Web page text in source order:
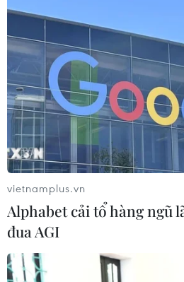
THỦY
Sở hữu trí tuệ
RSS
Hỗ
Ngôn ngữ
Dịch vụ tin
Liên hệ
Giấy phép số: 1374/GP-BTTTT do Bộ
cấp ngày 11/9/2008.
Quảng cáo: Phó TBT Nguyễn Thị
tamvna@gmail.com
vietnamplus.vn
Alphabet cải tổ hàng ngũ
đua AGI